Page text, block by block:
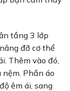
tầng 3 lớp
đỡ cơ thể
Thêm vào đó,
Phần áo
êm ái, sang